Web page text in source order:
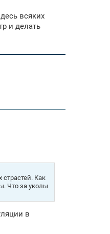
всяких
и делать
Как
Что за уколы
в